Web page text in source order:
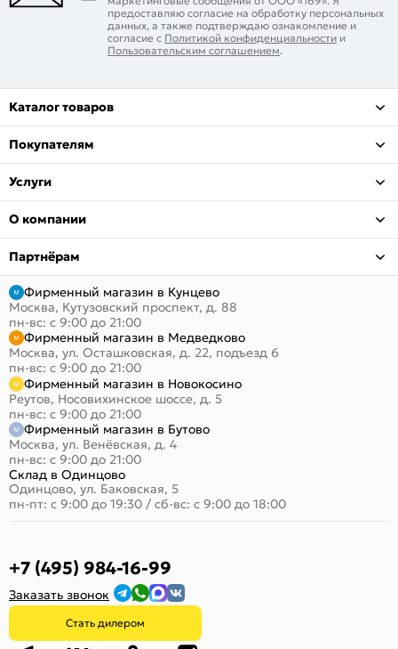
предоставляю согласие на обработку персональных
данных, а также подтверждаю ознакомление и
согласие с Политикой конфиденциальности и
Пользовательским соглашением.
Каталог товаров
Покупателям
Услуги
О компании
Партнёрам
Фирменный магазин в Кунцево
Москва, Кутузовский проспект, д. 88
пн-вс: с 9:00 до 21:00
Фирменный магазин в Медведково
Москва, ул. Осташковская, д. 22, подъезд 6
пн-вс: с 9:00 до 21:00
Фирменный магазин в Новокосино
Реутов, Носовихинское шоссе, д. 5
пн-вс: с 9:00 до 21:00
Фирменный магазин в Бутово
Москва, ул. Венёвская, д. 4
пн-вс: с 9:00 до 21:00
Склад в Одинцово
Одинцово, ул. Баковская, 5
пн-пт: с 9:00 до 19:30 / сб-вс: с 9:00 до 18:00
+7 (495) 984-16-99
Заказать звонок
Стать дилером